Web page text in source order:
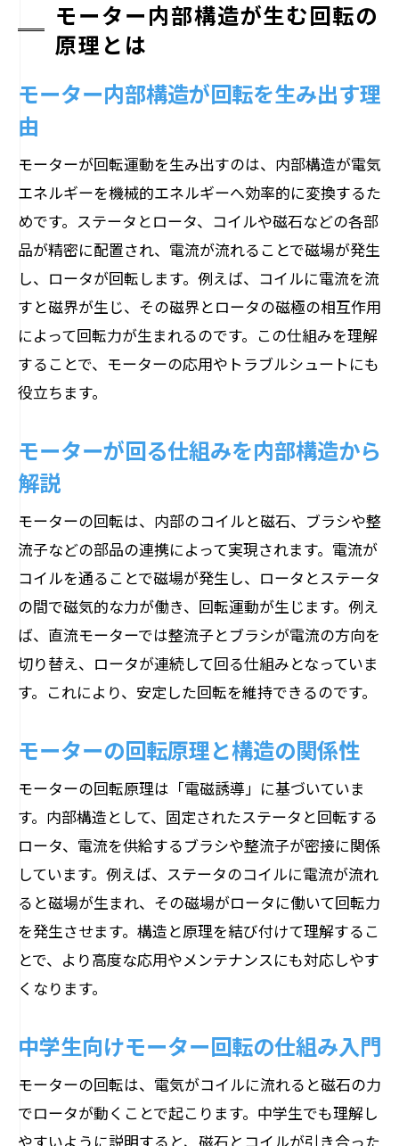
モーター内部構造が生む回転の
原理とは
モーター内部構造が回転を生み出す理
由
モーターが回転運動を生み出すのは、内部構造が電気
エネルギーを機械的エネルギーへ効率的に変換するた
めです。ステータとロータ、コイルや磁石などの各部
品が精密に配置され、電流が流れることで磁場が発生
し、ロータが回転します。例えば、コイルに電流を流
すと磁界が生じ、その磁界とロータの磁極の相互作用
によって回転力が生まれるのです。この仕組みを理解
することで、モーターの応用やトラブルシュートにも
役立ちます。
モーターが回る仕組みを内部構造から
解説
モーターの回転は、内部のコイルと磁石、ブラシや整
流子などの部品の連携によって実現されます。電流が
コイルを通ることで磁場が発生し、ロータとステータ
の間で磁気的な力が働き、回転運動が生じます。例え
ば、直流モーターでは整流子とブラシが電流の方向を
切り替え、ロータが連続して回る仕組みとなっていま
す。これにより、安定した回転を維持できるのです。
モーターの回転原理と構造の関係性
モーターの回転原理は「電磁誘導」に基づいていま
す。内部構造として、固定されたステータと回転する
ロータ、電流を供給するブラシや整流子が密接に関係
しています。例えば、ステータのコイルに電流が流れ
ると磁場が生まれ、その磁場がロータに働いて回転力
を発生させます。構造と原理を結び付けて理解するこ
とで、より高度な応用やメンテナンスにも対応しやす
くなります。
中学生向けモーター回転の仕組み入門
モーターの回転は、電気がコイルに流れると磁石の力
でロータが動くことで起こります。中学生でも理解し
やすいように説明すると、磁石とコイルが引き合った